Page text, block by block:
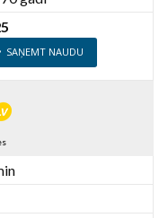
SAŅEMT NAUDU